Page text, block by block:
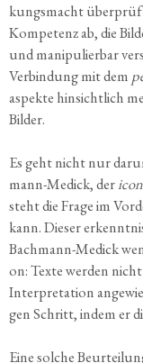
kungs­macht
Kom­pe­tenz ab, die
und mani­pu­lier­bar
Ver­bin­dung mit dem
aspek­te hin­sicht­lich
Bilder.
Es geht nicht nur
mann-Medick, der
steht die Fra­ge im
kann. Die­ser
Bach­mann-Medick
on: Tex­te wer­den
Inter­pre­ta­ti­on
gen Schritt, indem er
Eine sol­che